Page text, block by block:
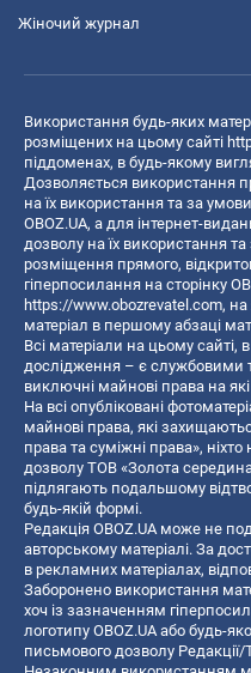
Жіночий журнал
Використання будь-яких
розміщених на цьому сайті
піддоменах, в будь-якому
Дозволяється використання
на їх використання та за
OBOZ.UA, а для інтернет-
дозволу на їх використання
розміщення прямого,
гіперпосилання на сторінку
https://www.obozrevatel.com,
матеріал в першому абзаці
Всі матеріали на цьому сайті,
дослідження – є службовими
виключні майнові права на
На всі опубліковані
майнові права, які
права та суміжні права»,
дозволу ТОВ «Золота
підлягають подальшому
будь-якій формі.
Редакція OBOZ.UA може не
авторському матеріалі. За
в рекламних матеріалах,
Заборонено використання
хоч із зазначенням
логотипу OBOZ.UA або будь-
письмового дозволу